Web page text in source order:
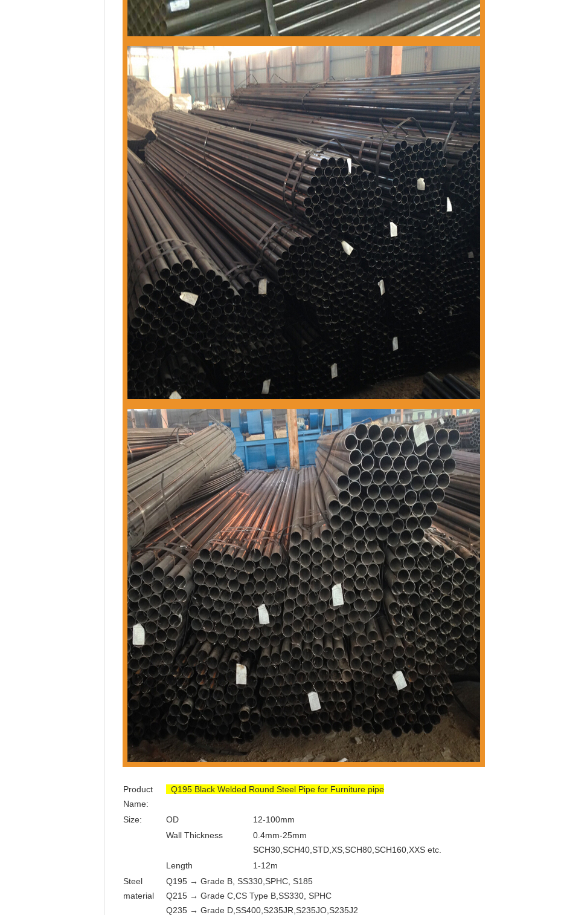
Product
Name:
Q195 Black Welded Round Steel Pipe for Furniture pipe
Size: OD
12-100mm
Wall Thickness
0.4mm-25mm
SCH30,SCH40,STD,XS,SCH80,SCH160,XXS etc.
Length
1-12m
Steel
material
Q195 → Grade B, SS330,SPHC, S185
Q215 → Grade C,CS Type B,SS330, SPHC
Q235 → Grade D,SS400,S235JR,S235JO,S235J2